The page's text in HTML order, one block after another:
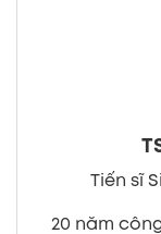
Tiến sĩ
20 năm